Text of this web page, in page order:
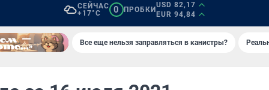
СЕЙЧАС
+17°C
0 ПРОБКИ
USD 82,17
EUR 94,84
Все еще нельзя заправляться в канистры?